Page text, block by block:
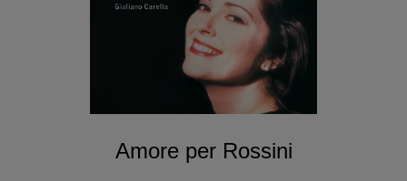
Amore per Rossini